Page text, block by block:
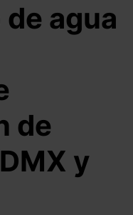
agua
de
y